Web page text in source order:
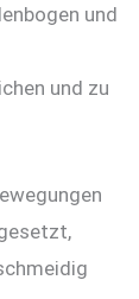
und
und zu